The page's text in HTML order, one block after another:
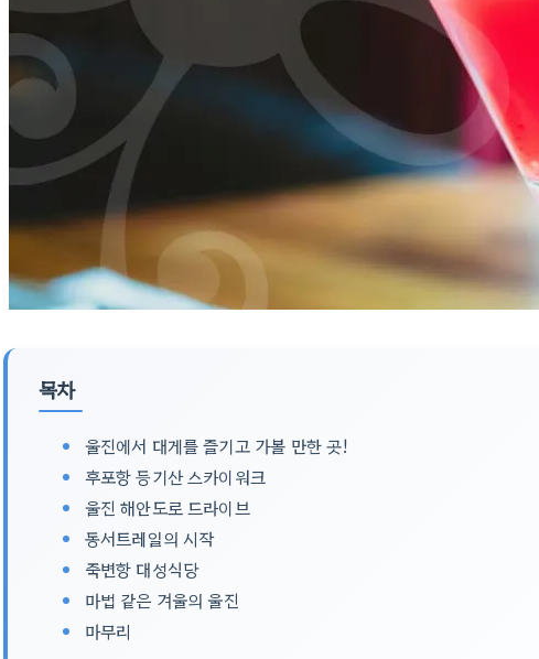
목차
울진에서 대게를 즐기고 가볼 만한 곳!
후포항 등기산 스카이워크
울진 해안도로 드라이브
동서트레일의 시작
죽변항 대성식당
마법 같은 겨울의 울진
마무리